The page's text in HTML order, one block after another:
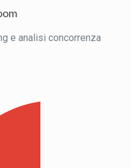
e analisi concorrenza